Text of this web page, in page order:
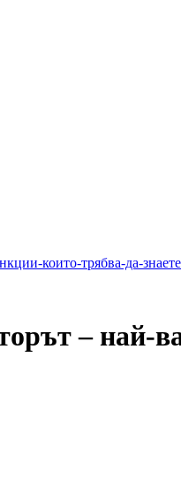
които-трябва-да-знаете
– най-